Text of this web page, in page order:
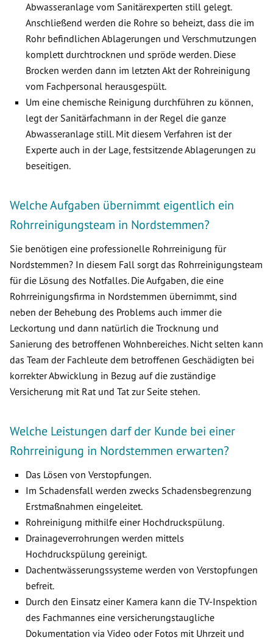
Abwasseranlage vom Sanitärexperten still gelegt.
Anschließend werden die Rohre so beheizt, dass die im
Rohr befindlichen Ablagerungen und Verschmutzungen
komplett durchtrocknen und spröde werden. Diese
Brocken werden dann im letzten Akt der Rohreinigung
vom Fachpersonal herausgespült.
Um eine chemische Reinigung durchführen zu können,
legt der Sanitärfachmann in der Regel die ganze
Abwasseranlage still. Mit diesem Verfahren ist der
Experte auch in der Lage, festsitzende Ablagerungen zu
beseitigen.
Welche Aufgaben übernimmt eigentlich ein
Rohrreinigungsteam in Nordstemmen?
Sie benötigen eine professionelle Rohrreinigung für
Nordstemmen? In diesem Fall sorgt das Rohrreinigungsteam
für die Lösung des Notfalles. Die Aufgaben, die eine
Rohrreinigungsfirma in Nordstemmen übernimmt, sind
neben der Behebung des Problems auch immer die
Leckortung und dann natürlich die Trocknung und
Sanierung des betroffenen Wohnbereiches. Nicht selten kann
das Team der Fachleute dem betroffenen Geschädigten bei
korrekter Abwicklung in Bezug auf die zuständige
Versicherung mit Rat und Tat zur Seite stehen.
Welche Leistungen darf der Kunde bei einer
Rohrreinigung in Nordstemmen erwarten?
Das Lösen von Verstopfungen.
Im Schadensfall werden zwecks Schadensbegrenzung
Erstmaßnahmen eingeleitet.
Rohreinigung mithilfe einer Hochdruckspülung.
Drainageverrohrungen werden mittels
Hochdruckspülung gereinigt.
Dachentwässerungssysteme werden von Verstopfungen
befreit.
Durch den Einsatz einer Kamera kann die TV-Inspektion
des Fachmannes eine versicherungstaugliche
Dokumentation via Video oder Fotos mit Uhrzeit und